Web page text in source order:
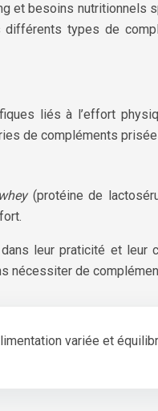
et besoins nutritionnels
types de
liés à l’effort
de compléments
whey (protéine de
leur praticité et leur
nécessiter de
variée et